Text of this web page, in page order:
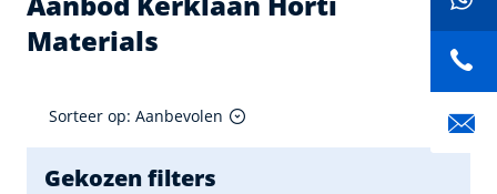
Materials
Sorteer op: Aanbevolen
Gekozen filters